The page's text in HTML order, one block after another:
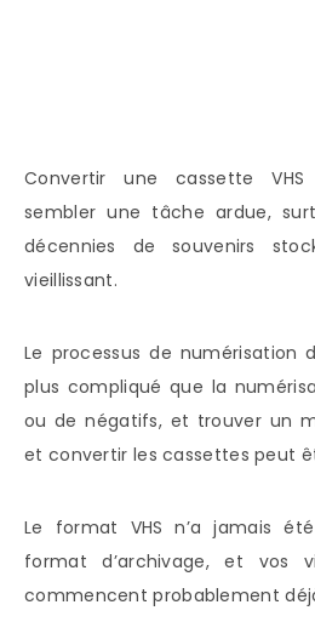
Convertir une cassette
sembler une tâche ardue,
décennies de souvenirs
vieillissant.
Le processus de numérisation
plus compliqué que la
ou de négatifs, et trouver un
et convertir les cassettes peut
Le format VHS n’a jamais
format d’archivage, et vos
commencent probablement